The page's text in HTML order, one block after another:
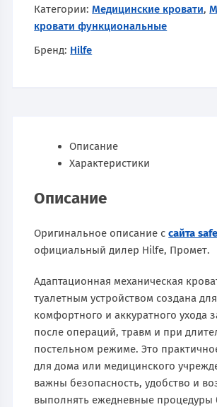
Категории:Медицинские кровати,
кровати функциональные
Бренд: Hilfe
Описание
Характеристики
Описание
Оригинальное описание ссайта
официальный дилер Hilfe, Промет.
Адаптационная механическая
туалетным устройством создана для
комфортного и аккуратного ухода
после операций, травм и при
постельном режиме. Это
для дома или медицинского
важны безопасность, удобство и
выполнять ежедневные процедуры